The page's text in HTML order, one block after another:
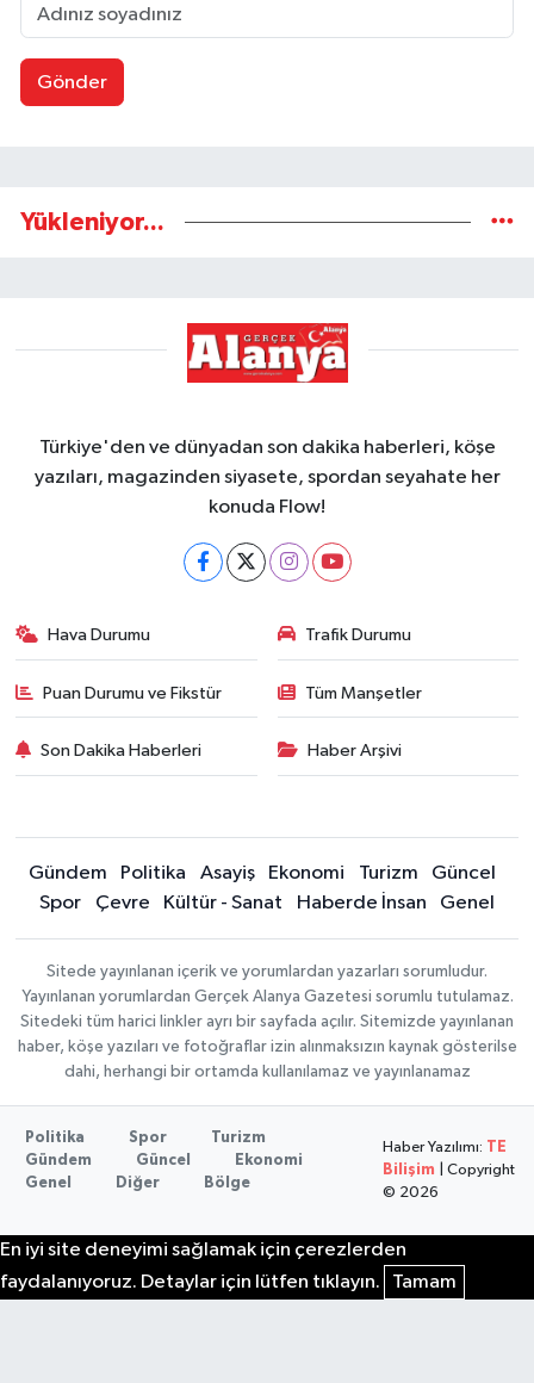
Gönder
Yükleniyor...
Türkiye'den ve dünyadan son dakika haberleri, köşe
yazıları, magazinden siyasete, spordan seyahate her
konuda Flow!
Hava Durumu Trafik Durumu
Puan Durumu ve Fikstür Tüm Manşetler
Son Dakika Haberleri Haber Arşivi
Gündem Politika Asayiş Ekonomi Turizm
Güncel
Spor
Çevre Kültür - Sanat Haberde İnsan Genel
Sitede yayınlanan içerik ve yorumlardan yazarları sorumludur.
Yayınlanan yorumlardan Gerçek Alanya Gazetesi sorumlu tutulamaz.
Sitedeki tüm harici linkler ayrı bir sayfada açılır. Sitemizde yayınlanan
haber, köşe yazıları ve fotoğraflar izin alınmaksızın kaynak gösterilse
dahi, herhangi bir ortamda kullanılamaz ve yayınlanamaz
Politika Spor
Turizm
Gündem
Güncel
Ekonomi
Genel
Diğer Bölge
Haber Yazılımı: TE
Bilişim | Copyright
© 2026
En iyi site deneyimi sağlamak için çerezlerden
faydalanıyoruz. Detaylar için lütfen tıklayın.
Tamam